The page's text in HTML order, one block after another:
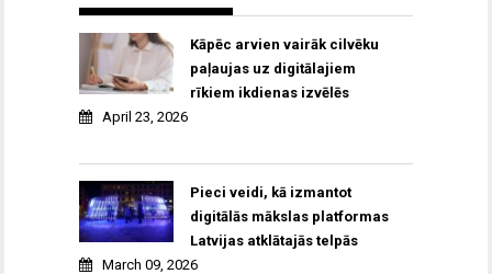
Kāpēc arvien vairāk cilvēku
paļaujas uz digitālajiem
rīkiem ikdienas izvēlēs
April 23, 2026
Pieci veidi, kā izmantot
digitālās mākslas platformas
Latvijas atklātajās telpās
March 09, 2026